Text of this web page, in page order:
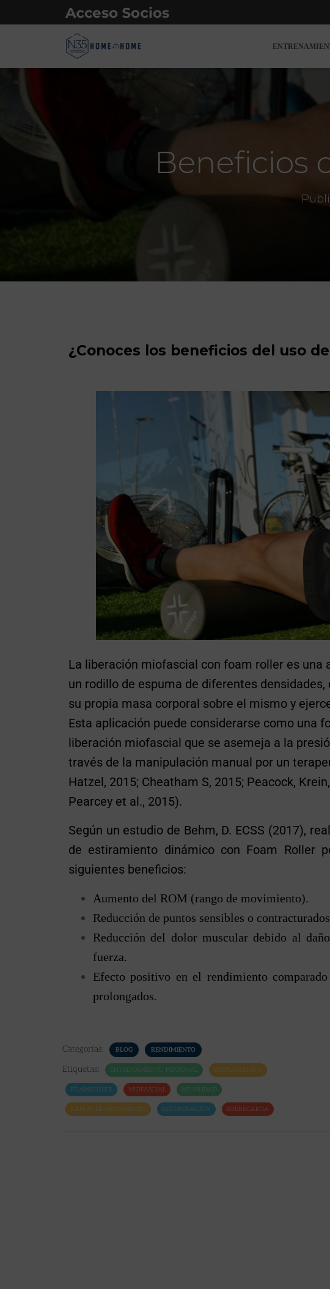
Beneficios
¿Conoces los beneficios del uso
La liberación miofascial con foam roller es una
un rodillo de espuma de diferentes
su propia masa corporal sobre el mismo y
Esta aplicación puede considerarse como una
liberación miofascial que se asemeja a la
través de la manipulación manual por un
Hatzel, 2015; Cheatham S, 2015; Peacock,
Pearcey et al., 2015).
Según un estudio de Behm, D. ECSS (2017),
de estiramiento dinámico con Foam Roller
siguientes beneficios:
Aumento del ROM (rango de movimiento).
Reducción de puntos sensibles o
Reducción del dolor muscular debido al
fuerza.
Efecto positivo en el rendimiento
prolongados.
Categorías: BLOG RENDIMIENTO
Etiquetas: ENTRENAMIENTO PERSONAL ESTIRAMIENTOS
FOAMROLLER MIOFASCIAL MOVILIDAD
RANGO DE MOVIMIENTO RECUPERACIÓN SOBRECARGA